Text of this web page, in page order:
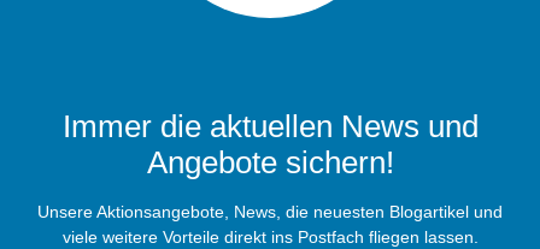
Immer die aktuellen News und
Angebote sichern!
Unsere Aktionsangebote, News, die neuesten Blogartikel und
viele weitere Vorteile direkt ins Postfach fliegen lassen.